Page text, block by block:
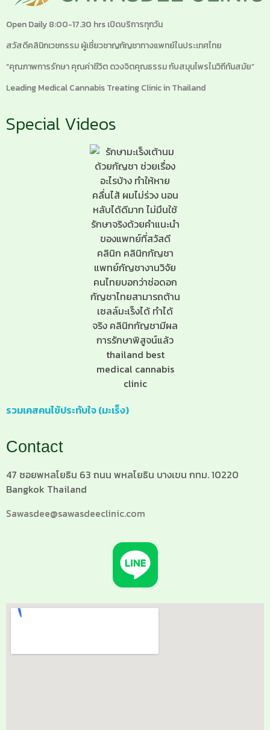
Open Daily 8:00-17.30 hrs เปิดบริการทุกวัน
สวัสดีคลินิกเวชกรรม ผู้เชี่ยวชาญกัญชาทางแพทย์ในประเทศไทย
“คุณภาพการรักษา คุณค่าชีวิต ดวงจิตคุณธรรม กับสมุนไพรในวิถีทันสมัย”
Leading Medical Cannabis Treating Clinic in Thailand
Special Videos
รวมเคสคนไข้ประทับใจ (มะเร็ง)
Contact
47 ซอยพหลโยธิน 63 ถนน พหลโยธิน บางเขน กทม. 10220
Bangkok Thailand
Sawasdee@sawasdeeclinic.com